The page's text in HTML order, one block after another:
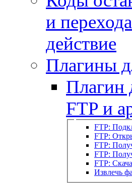
и
действие
Плагины
Плагин
FTP и
FTP:
FTP:
FTP:
FTP:
FTP:
Извлечь